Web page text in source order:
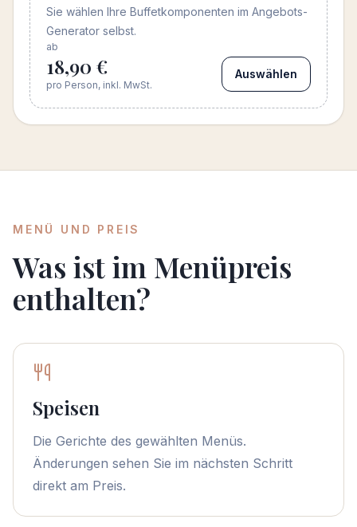
Sie wählen Ihre Buffetkomponenten im Angebots-
Generator selbst.
ab
18,90 €
pro Person, inkl. MwSt.
Auswählen
MENÜ UND PREIS
Was ist im Menüpreis
enthalten?
Speisen
Die Gerichte des gewählten Menüs.
Änderungen sehen Sie im nächsten Schritt
direkt am Preis.